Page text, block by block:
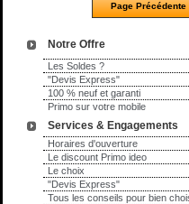
Notre Offre
Les Soldes ?
"Devis Express"
100 % neuf et garanti
Primo sur votre mobile
Services & Engagements
Horaires d'ouverture
Le discount Primo ideo
Le choix
"Devis Express"
Tous les conseils pour bien